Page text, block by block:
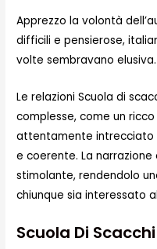
Apprezzo la volontà
difficili e pensierose,
volte sembravano elusiva.
Le relazioni Scuola di
complesse, come un
attentamente intrecciato
e coerente. La
stimolante, rendendolo
chiunque sia interessato
Scuola Di